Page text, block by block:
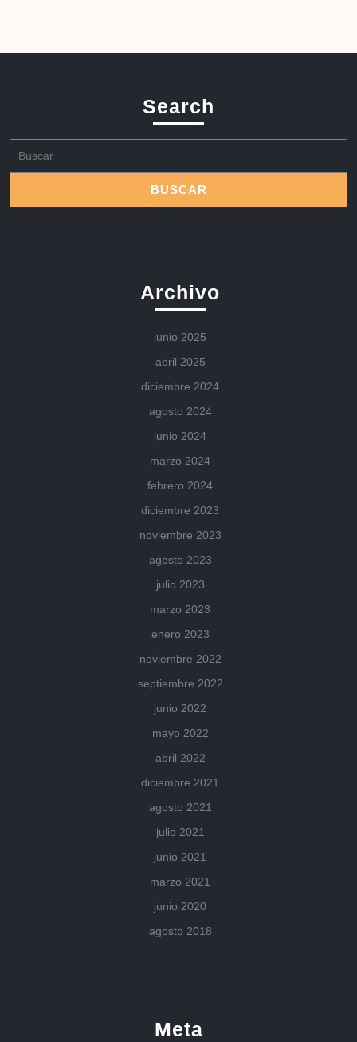
Search
Archivo
junio 2025
abril 2025
diciembre 2024
agosto 2024
junio 2024
marzo 2024
febrero 2024
diciembre 2023
noviembre 2023
agosto 2023
julio 2023
marzo 2023
enero 2023
noviembre 2022
septiembre 2022
junio 2022
mayo 2022
abril 2022
diciembre 2021
agosto 2021
julio 2021
junio 2021
marzo 2021
junio 2020
agosto 2018
Meta